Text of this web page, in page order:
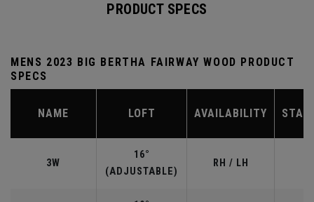
PRODUCT SPECS
MENS 2023 BIG BERTHA FAIRWAY WOOD PRODUCT
SPECS
NAME LOFT AVAILABILITY
3W
16°
(ADJUSTABLE)
RH / LH